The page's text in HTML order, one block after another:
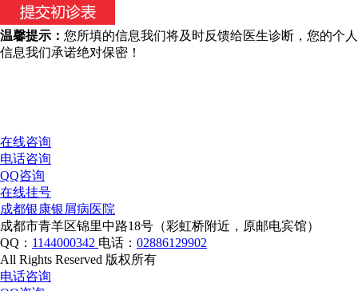
温馨提示： 您所填的信息我们将及时反馈给医生诊断，您的个人
信息我们承诺绝对保密！
在线咨询
电话咨询
QQ咨询
在线挂号
成都银康银屑病医院
成都市青羊区锦里中路18号（彩虹桥附近，原邮电宾馆）
QQ： 1144000342 电话： 02886129902
All Rights Reserved 版权所有
电话咨询